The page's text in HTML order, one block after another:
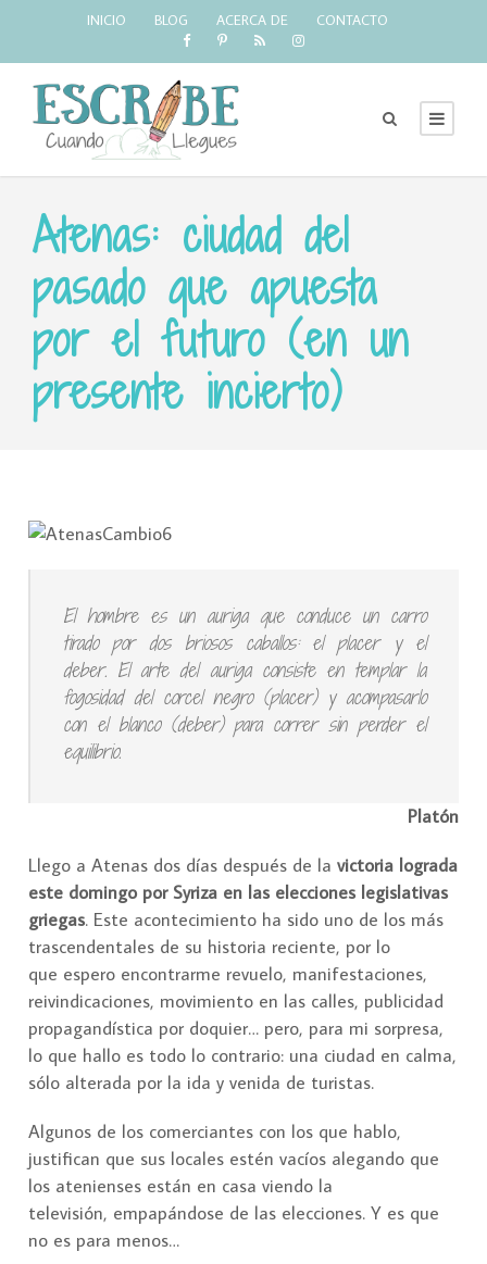
INICIO BLOG ACERCA DE CONTACTO
Atenas: ciudad del
pasado que apuesta
por el futuro (en un
presente incierto)
El hombre es un auriga que conduce un carro
tirado por dos briosos caballos: el placer y el
deber. El arte del auriga consiste en templar la
fogosidad del corcel negro (placer) y acompasarlo
con el blanco (deber) para correr sin perder el
equilibrio.
Platón
Llego a Atenas dos días después de la victoria lograda
este domingo por Syriza en las elecciones legislativas
griegas. Este acontecimiento ha sido uno de los más
trascendentales de su historia reciente, por lo
que espero encontrarme revuelo, manifestaciones,
reivindicaciones, movimiento en las calles, publicidad
propagandística por doquier… pero, para mi sorpresa,
lo que hallo es todo lo contrario: una ciudad en calma,
sólo alterada por la ida y venida de turistas.
Algunos de los comerciantes con los que hablo,
justifican que sus locales estén vacíos alegando que
los atenienses están en casa viendo la
televisión, empapándose de las elecciones. Y es que
no es para menos…